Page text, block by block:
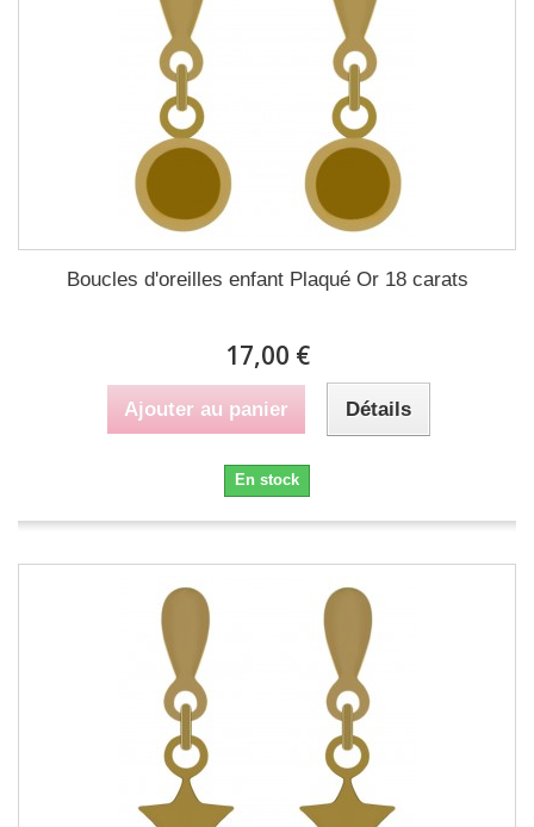
Boucles d'oreilles enfant Plaqué Or 18 carats
17,00 €
Ajouter au panier Détails
En stock